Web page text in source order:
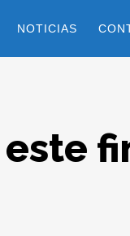
NOTICIAS